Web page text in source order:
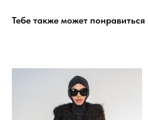
Тебе также может понравиться